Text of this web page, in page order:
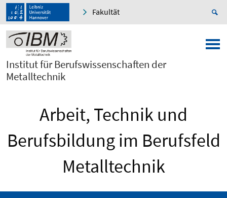
Fakultät
Institut für Berufswissenschaften der
Metalltechnik
Arbeit, Technik und
Berufsbildung im Berufsfeld
Metalltechnik